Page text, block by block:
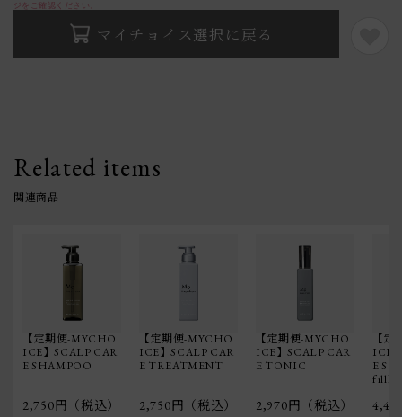
マイチョイス選択に戻る
ジをご確認ください。
Related items
関連商品
【定期便-MYCHO
ICE】SCALP CAR
E SHAMPOO
2,750円（税込）
【定期便-MYCHO
ICE】SCALP CAR
E TREATMENT
2,750円（税込）
【定期便-MYCHO
ICE】SCALP CAR
E TONIC
2,970円（税込）
【
ICE
E
fill＞